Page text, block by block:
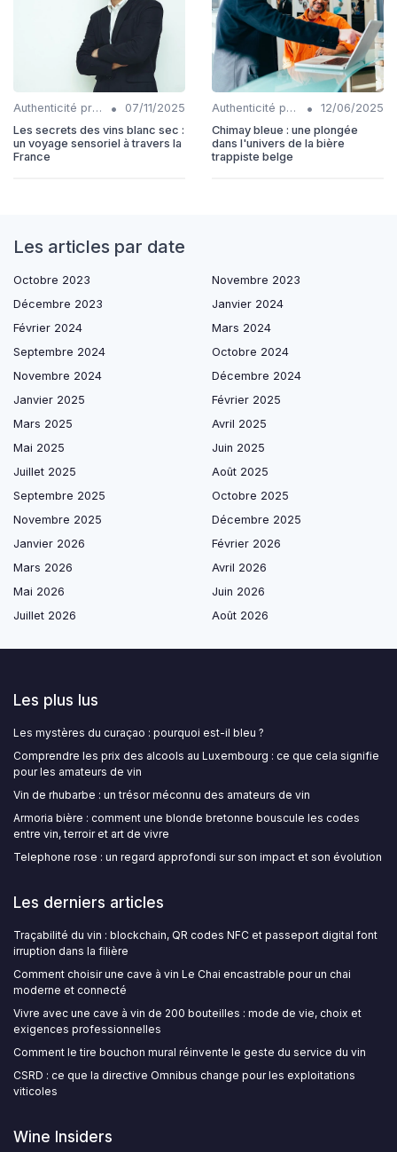
Authenticité produits •
07/11/2025
Les secrets des vins blanc sec :
un voyage sensoriel à travers la
France
Authenticité produits •
12/06/2025
Chimay bleue : une plongée
dans l'univers de la bière
trappiste belge
Les articles par date
Octobre 2023
Novembre 2023
Décembre 2023
Janvier 2024
Février 2024
Mars 2024
Septembre 2024
Octobre 2024
Novembre 2024
Décembre 2024
Janvier 2025
Février 2025
Mars 2025
Avril 2025
Mai 2025
Juin 2025
Juillet 2025
Août 2025
Septembre 2025
Octobre 2025
Novembre 2025
Décembre 2025
Janvier 2026
Février 2026
Mars 2026
Avril 2026
Mai 2026
Juin 2026
Juillet 2026
Août 2026
Les plus lus
Les mystères du curaçao : pourquoi est-il bleu ?
Comprendre les prix des alcools au Luxembourg : ce que cela signifie
pour les amateurs de vin
Vin de rhubarbe : un trésor méconnu des amateurs de vin
Armoria bière : comment une blonde bretonne bouscule les codes
entre vin, terroir et art de vivre
Telephone rose : un regard approfondi sur son impact et son évolution
Les derniers articles
Traçabilité du vin : blockchain, QR codes NFC et passeport digital font
irruption dans la filière
Comment choisir une cave à vin Le Chai encastrable pour un chai
moderne et connecté
Vivre avec une cave à vin de 200 bouteilles : mode de vie, choix et
exigences professionnelles
Comment le tire bouchon mural réinvente le geste du service du vin
CSRD : ce que la directive Omnibus change pour les exploitations
viticoles
Wine Insiders